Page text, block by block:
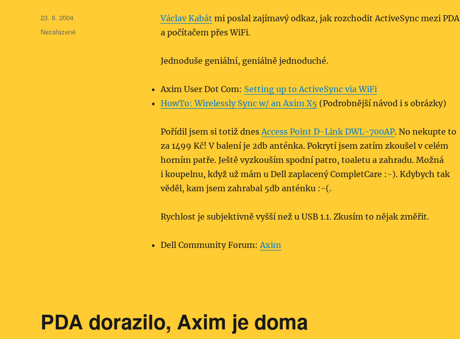
Václav Kabát mi poslal zajímavý odkaz, jak rozchodit ActiveSync mezi PDA
a počítačem přes WiFi.
Jednoduše geniální, geniálně jednoduché.
Axim User Dot Com: Setting up to ActiveSync via WiFi
HowTo: Wirelessly Sync w/ an Axim X5 (Podrobnější návod i s obrázky)
Pořídil jsem si totiž dnesAccess Point D-Link DWL-700AP. No nekupte to
za 1499 Kč! V balení je 2db anténka. Pokrytí jsem zatím zkoušel v celém
horním patře. Ještě vyzkouším spodní patro, toaletu a zahradu. Možná
i koupelnu, když už mám u Dell zaplacený CompletCare :-). Kdybych tak
věděl, kam jsem zahrabal 5db anténku :-(.
Rychlost je subjektivně vyšší než u USB 1.1. Zkusím to nějak změřit.
Dell Community Forum:Axim
Publikováno:
23. 8. 2004
Rubriky:
Nezařazené
PDA dorazilo, Axim je doma